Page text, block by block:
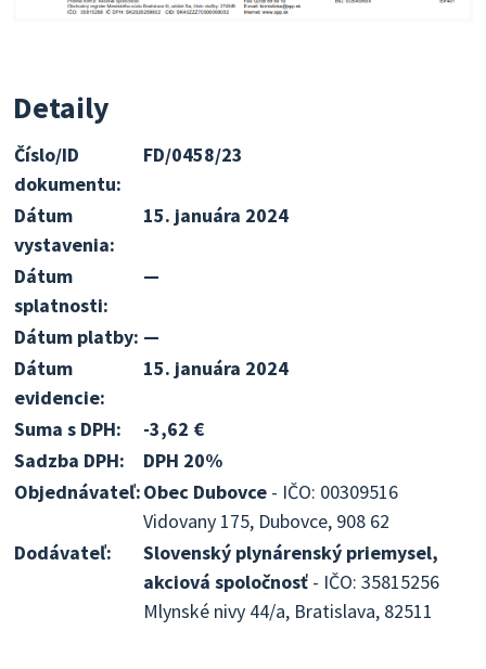
Detaily
Číslo/ID
dokumentu:
FD/0458/23
Dátum
vystavenia:
15. januára 2024
Dátum
splatnosti:
—
Dátum platby: —
Dátum
evidencie:
15. januára 2024
Suma s DPH:
-3,62 €
Sadzba DPH:
DPH 20%
Objednávateľ:Obec Dubovce - IČO: 00309516
Vidovany 175, Dubovce, 908 62
Dodávateľ:
Slovenský plynárenský priemysel,
akciová spoločnosť - IČO: 35815256
Mlynské nivy 44/a, Bratislava, 82511